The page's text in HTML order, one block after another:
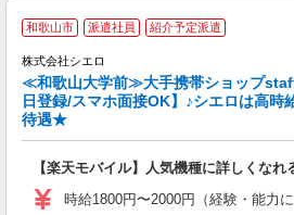
和歌山市 派遣社員 紹介予定派遣
株式会社シエロ
≪和歌山大学前≫大手携帯ショップ
日登録/スマホ面接OK】♪シエロは高時
待遇★
【楽天モバイル】人気機種に詳しくなれ
時給1800円〜2000円（経験・能